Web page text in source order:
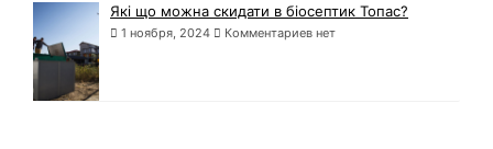
Які що можна скидати в біосептик Топас?
1 ноября, 2024 Комментариев нет